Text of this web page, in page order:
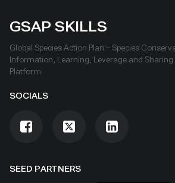
SEED PARTNERS
GSAP SKILLS
Global Species Action Plan – Species
Information, Learning, Leverage and
Platform
SOCIALS